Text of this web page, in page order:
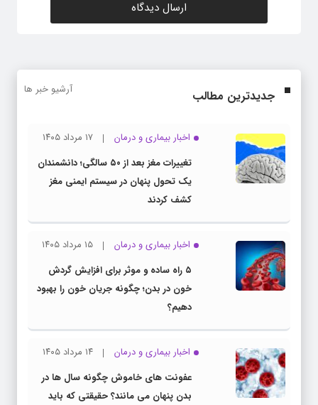
جدیدترین مطالب آرشیو خبر ها
اخبار بیماری و درمان
۱۷ مرداد ۱۴۰۵
تغییرات مغز بعد از ۵۰ سالگی؛ دانشمندان
یک تحول پنهان در سیستم ایمنی مغز
کشف کردند
اخبار بیماری و درمان
۱۵ مرداد ۱۴۰۵
۵ راه ساده و موثر برای افزایش گردش
خون در بدن؛ چگونه جریان خون را بهبود
دهیم؟
اخبار بیماری و درمان
۱۴ مرداد ۱۴۰۵
عفونت های خاموش چگونه سال ها در
بدن پنهان می مانند؟ حقیقتی که باید